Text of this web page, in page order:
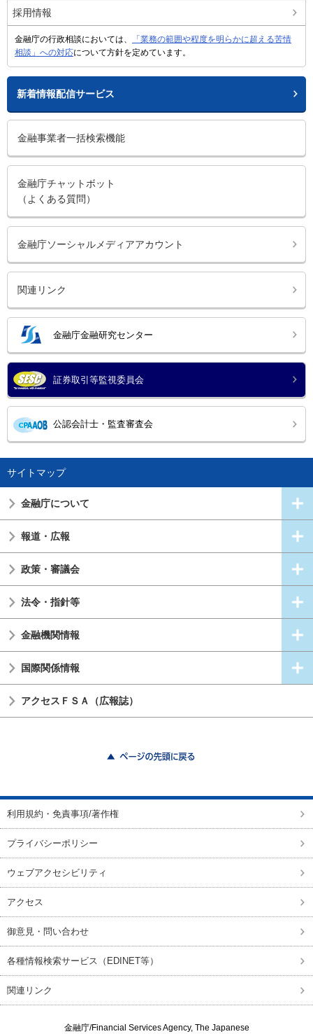
採用情報
金融庁の行政相談においては、
「業務の範囲や程度を明らかに超える苦情
相談」への対応について方針を定めています。
新着情報配信サービス
金融事業者一括検索機能
金融庁チャットボット
（よくある質問）
金融庁ソーシャルメディアアカウント
関連リンク
金融庁金融研究センター
証券取引等監視委員会
公認会計士・監査審査会
サイトマップ
金融庁について
報道・広報
政策・審議会
法令・指針等
金融機関情報
国際関係情報
アクセスＦＳＡ（広報誌）
利用規約・免責事項/著作権
プライバシーポリシー
ウェブアクセシビリティ
アクセス
御意見・問い合わせ
各種情報検索サービス（EDINET等）
関連リンク
金融庁/Financial Services Agency, The Japanese